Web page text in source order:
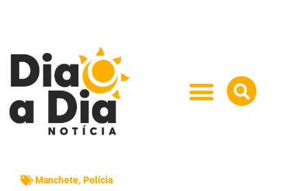
Manchete, Polícia